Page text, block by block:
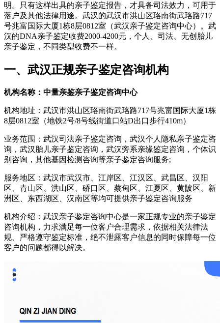
明。只有这样出具的亲子鉴定报告，才具备司法效力，可用于
落户及其他法律用途。武汉的武汉市洪山区珞南街武珞路717
号兆富国际大厦1栋8层0812室（武汉亲子鉴定咨询中心）。武
汉的DNA亲子鉴定收费2000-4200元，个人、司法、无创胎儿
亲子鉴定，不同类型收费不一样。
一、武汉正规亲子鉴定咨询机构
机构名称：中量亲鉴亲子鉴定咨询中心
机构地址：武汉市洪山区珞南街武珞路717号兆富国际大厦1栋
8层0812室（地铁2号/8号线街道口站D出口步行410m）
业务范围：武汉司法亲子鉴定咨询，武汉个人隐私亲子鉴定咨
询，武汉胎儿亲子鉴定咨询，武汉旁系亲缘鉴定咨询，个体识
别咨询，其他基因检测咨询等亲子鉴定咨询服务;
服务地区：武汉市武汉市、江岸区、江汉区、武昌区、汉阳
区、青山区、洪山区、硚口区、蔡甸区、江夏区、黄陂区、新
洲区、东西湖区、汉南区等均可提供亲子鉴定咨询服务
机构介绍：武汉亲子鉴定咨询中心是一家正规专业的亲子鉴定
咨询机构，力求满足每一位客户合理需求，依据相关法律法
规、严格遵守鉴定标准，绝不泄露客户信息的同时保障每一位
客户的问题都得以解决。